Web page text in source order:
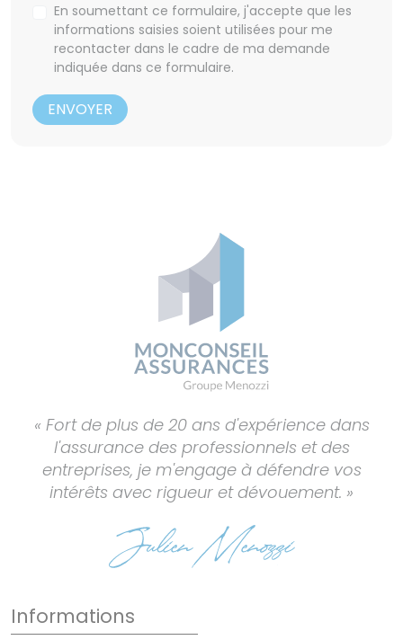
En soumettant ce formulaire, j'accepte que les
informations saisies soient utilisées pour me
recontacter dans le cadre de ma demande
indiquée dans ce formulaire.
ENVOYER
« Fort de plus de 20 ans d'expérience dans
l'assurance des professionnels et des
entreprises, je m'engage à défendre vos
intérêts avec rigueur et dévouement. »
Informations